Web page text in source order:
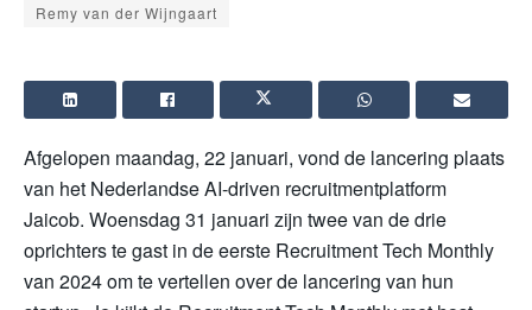
Remy van der Wijngaart
Afgelopen maandag, 22 januari, vond de lancering plaats
van het Nederlandse AI-driven recruitmentplatform
Jaicob. Woensdag 31 januari zijn twee van de drie
oprichters te gast in de eerste Recruitment Tech Monthly
van 2024 om te vertellen over de lancering van hun